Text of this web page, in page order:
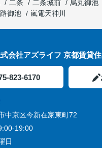
二条 二条城前 烏丸御池
御池 嵐電天神川
会社アズライフ 京都賃貸
823-6170
中京区今新在家東町72
19:00
日